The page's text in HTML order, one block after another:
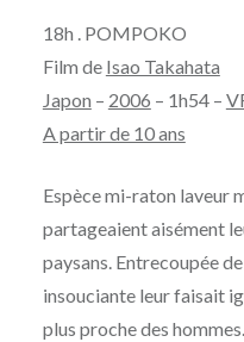
18h . POMPOKO
Film de Isao Takahata
Japon – 2006 – 1h54 –
A partir de 10 ans
Espèce mi-raton laveur
partageaient aisément
paysans. Entrecoupée
insouciante leur faisait
plus proche des